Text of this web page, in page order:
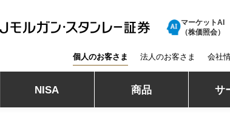
ルガン・スタンレー証券
マーケットAI
（株価照会）
NISA 商品 サ
個人のお客さま 法人のお客さま 会社